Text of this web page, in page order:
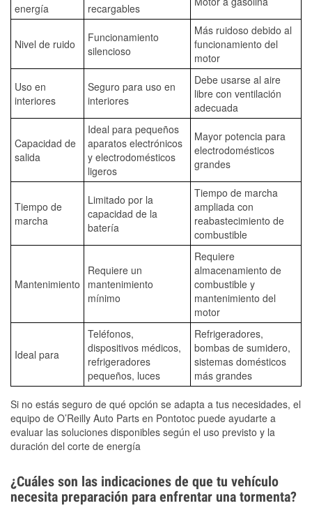
energía
recargables
Nivel de ruido
Funcionamiento
silencioso
Más ruidoso debido al
funcionamiento del
motor
Uso en
interiores
Seguro para uso en
interiores
Debe usarse al aire
libre con ventilación
adecuada
Capacidad de
salida
Ideal para pequeños
aparatos electrónicos
y electrodomésticos
ligeros
Mayor potencia para
electrodomésticos
grandes
Tiempo de
marcha
Limitado por la
capacidad de la
batería
Tiempo de marcha
ampliada con
reabastecimiento de
combustible
Mantenimiento
Requiere un
mantenimiento
mínimo
Requiere
almacenamiento de
combustible y
mantenimiento del
motor
Ideal para
Teléfonos,
dispositivos médicos,
refrigeradores
pequeños, luces
Refrigeradores,
bombas de sumidero,
sistemas domésticos
más grandes
Si no estás seguro de qué opción se adapta a tus necesidades, el
equipo de O’Reilly Auto Parts en Pontotoc puede ayudarte a
evaluar las soluciones disponibles según el uso previsto y la
duración del corte de energía
¿Cuáles son las indicaciones de que tu vehículo
necesita preparación para enfrentar una tormenta?